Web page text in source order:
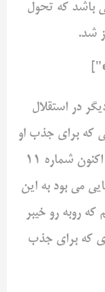
باشد که تحول
شد.
در استقلال
که برای جذب او
تشکیل شده می بود، موفق‌تر عمل کرد و اکنون شماره 11
می بود به این
روبه رو خیبر
که برای جذب